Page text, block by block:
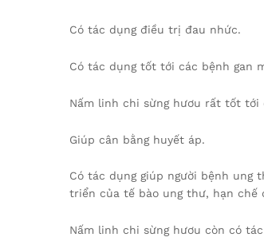
Có tác dụng điều trị đau nhức.
Có tác dụng tốt tới các bệnh gan
Nấm linh chi sừng hươu rất tốt tới
Giúp cân bằng huyết áp.
Có tác dụng giúp người bệnh ung
triển của tế bào ung thư, hạn chế
Nấm linh chi sừng hươu còn có